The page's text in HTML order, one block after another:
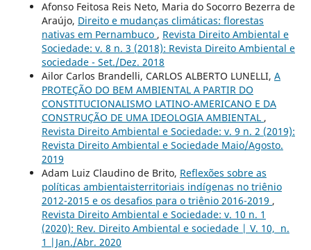
Afonso Feitosa Reis Neto, Maria do Socorro Bezerra de
Araújo, Direito e mudanças climáticas: florestas
nativas em Pernambuco , Revista Direito Ambiental e
Sociedade: v. 8 n. 3 (2018): Revista Direito Ambiental e
sociedade - Set./Dez. 2018
Ailor Carlos Brandelli, CARLOS ALBERTO LUNELLI, A
PROTEÇÃO DO BEM AMBIENTAL A PARTIR DO
CONSTITUCIONALISMO LATINO-AMERICANO E DA
CONSTRUÇÃO DE UMA IDEOLOGIA AMBIENTAL ,
Revista Direito Ambiental e Sociedade: v. 9 n. 2 (2019):
Revista Direito Ambiental e Sociedade Maio/Agosto.
2019
Adam Luiz Claudino de Brito, Reflexões sobre as
políticas ambientaisterritoriais indígenas no triênio
2012-2015 e os desafios para o triênio 2016-2019 ,
Revista Direito Ambiental e Sociedade: v. 10 n. 1
(2020): Rev. Direito Ambiental e sociedade | V. 10, n.
1 |Jan./Abr. 2020